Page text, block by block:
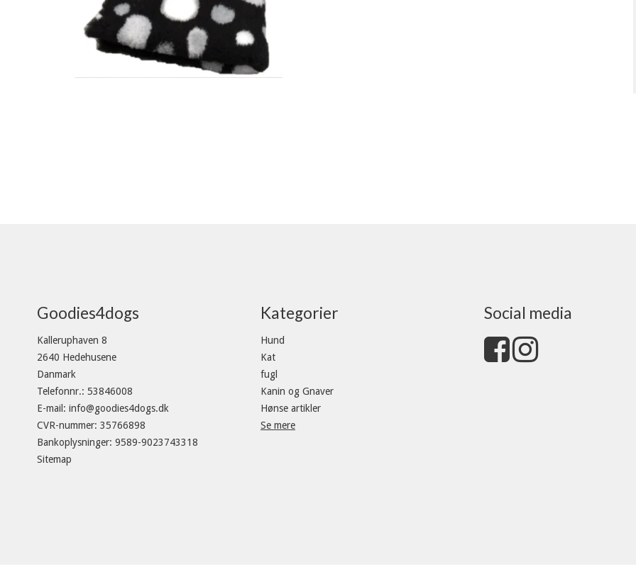
Goodies4dogs
Kalleruphaven 8
2640 Hedehusene
Danmark
Telefonnr.: 53846008
E-mail : info@goodies4dogs.dk
CVR-nummer: 35766898
Bankoplysninger: 9589-9023743318
Sitemap
Kategorier
Hund
Kat
fugl
Kanin og Gnaver
Hønse artikler
Se mere
Social media